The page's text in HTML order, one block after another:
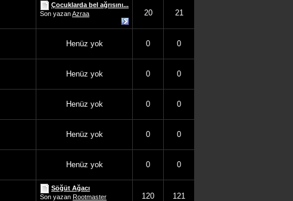
Çocuklarda bel ağrısını...
Son yazanAzraa 20 21
Henüz yok 0 0
Henüz yok 0 0
Henüz yok 0 0
Henüz yok 0 0
Henüz yok 0 0
Söğüt Ağacı
Son yazan Rootmaster 120 121